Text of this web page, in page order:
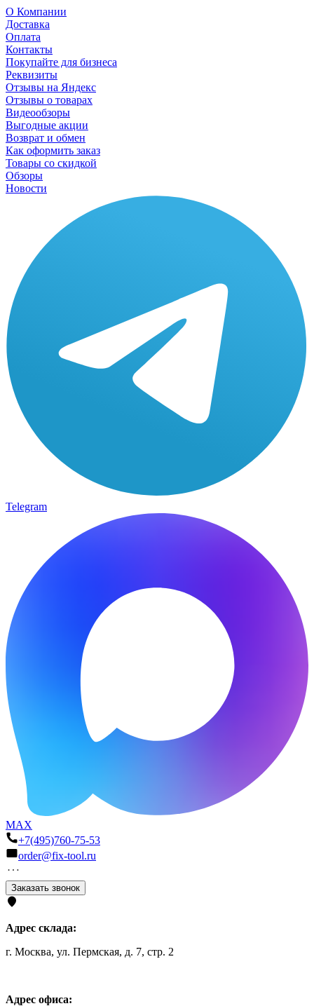
О Компании
Доставка
Оплата
Контакты
Покупайте для бизнеса
Реквизиты
Отзывы на Яндекс
Отзывы о товарах
Видеообзоры
Выгодные акции
Возврат и обмен
Как оформить заказ
Товары со скидкой
Обзоры
Новости
Telegram
MAX
+7(495)760-75-53
order@fix-tool.ru
Заказать звонок
Адрес склада:
г. Москва, ул. Пермская, д. 7, стр. 2
Адрес офиса: